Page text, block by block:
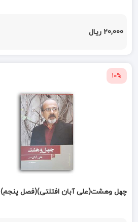
20,000 ریال
10%
چهل وهشت(علی آبان افتلتی)(فصل پنجم)